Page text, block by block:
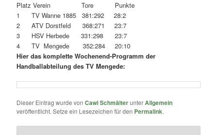
Platz Verein Tore Punkte
1 TV Wanne 1885 381:292 28:2
2 ATV Dorstfeld 368:271 23:7
3 HSV Herbede 331:298 23:7
4 TV Mengede 352:284 20:10
Hier das komplette Wochenend-Programm der
Handballabteilung des TV Mengede:
Dieser Eintrag wurde vonCawi SchmälterunterAllgemein
veröffentlicht. Setze ein Lesezeichen für den Permalink.